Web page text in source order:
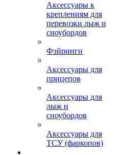
Аксессуары к
креплениям для
перевозки лыж и
сноубордов
Фэйринги
Аксессуары для
прицепов
Аксессуары для
лыж и
сноубордов
Аксессуары для
ТСУ (фаркопов)